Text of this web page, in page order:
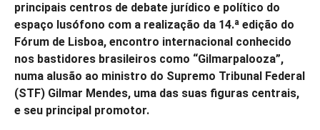
principais centros de debate jurídico e político do
espaço lusófono com a realização da 14.ª edição do
Fórum de Lisboa, encontro internacional conhecido
nos bastidores brasileiros como “Gilmarpalooza”,
numa alusão ao ministro do Supremo Tribunal Federal
(STF) Gilmar Mendes, uma das suas figuras centrais,
e seu principal promotor.